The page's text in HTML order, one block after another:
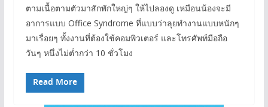
ตามเนื้อตามตัวมาสักพักใหญ่ๆ ให้ไปลองดู เหมือนน้องจะมี
อาการแบบ Office Syndrome ที่แบบว่าลุยทำงานแบบหนักๆ
มาเรื่อยๆ ทั้งงานที่ต้องใช้คอมพิวเตอร์ และโทรศัพท์มือถือ
วันๆ หนึ่งไม่ต่ำกว่า 10 ชั่วโมง
Read More